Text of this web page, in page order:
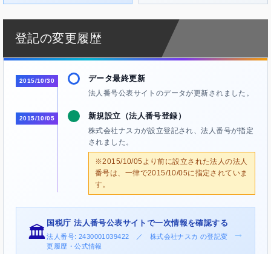
登記の変更履歴
2015/10/30 データ最終更新
法人番号公表サイトのデータが更新されました。
2015/10/05 新規設立（法人番号登録）
株式会社ナスカが設立登記され、法人番号が指定
されました。
※2015/10/05より前に設立された法人の法人
番号は、一律で2015/10/05に指定されていま
す。
🏛️
国税庁 法人番号公表サイトで一次情報を確認する
法人番号: 2430001039422 ／ 株式会社ナスカ の登記変
更履歴・公式情報
→